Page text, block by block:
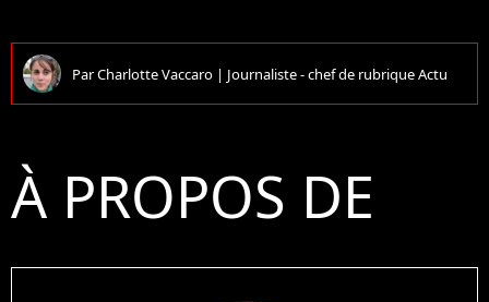
ParCharlotte Vaccaro | Journaliste - chef de rubrique Actu
À PROPOS DE